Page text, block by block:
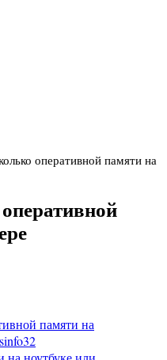
оперативной памяти на
памяти на